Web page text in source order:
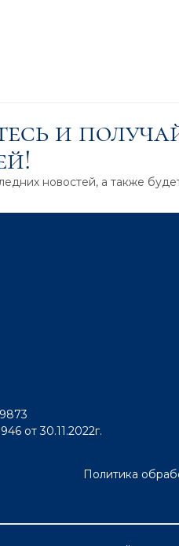
и
новостей, а также
от 30.11.2022г.
Политика